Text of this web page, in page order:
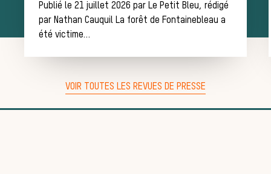
Déroulement d’une
journée de chasse
Trouver un
Publié le 21 juillet 2026 par Le Petit Bleu, rédigé
par Nathan Cauquil La forêt de Fontainebleau a
été victime…
VOIR TOUTES LES REVUES DE PRESSE